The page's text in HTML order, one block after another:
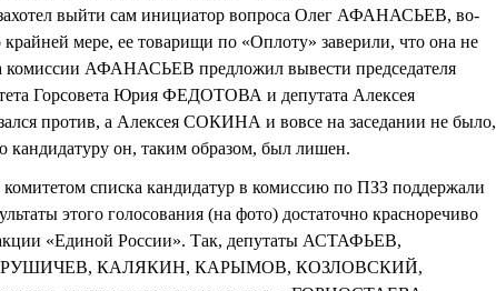
выйти сам инициатор вопроса Олег АФАНАСЬЕВ, во-
мере, ее товарищи по «Оплоту» заверили, что она не
комиссии АФАНАСЬЕВ предложил вывести председателя
Горсовета Юрия ФЕДОТОВА и депутата Алексея
против, а Алексея СОКИНА и вовсе на заседании не было,
кандидатуру он, таким образом, был лишен.
списка кандидатур в комиссию по ПЗЗ поддержали
этого голосования (на фото) достаточно красноречиво
«Единой России». Так, депутаты АСТАФЬЕВ,
КАЛЯКИН, КАРЫМОВ, КОЗЛОВСКИЙ,